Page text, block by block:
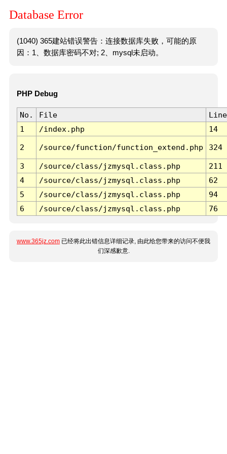
Database Error
(1040) 365建站错误警告：连接数据库失败，可能的原
因：1、数据库密码不对; 2、mysql未启动。
PHP Debug
No. File
Line
1
/index.php 14
2 /source/function/function_extend.php 324
3 /source/class/jzmysql.class.php
211
4
/source/class/jzmysql.class.php
62
5
/source/class/jzmysql.class.php
94
6
/source/class/jzmysql.class.php 76
www.365jz.com 已经将此出错信息详细记录, 由此给您带来的访问不便我
们深感歉意.